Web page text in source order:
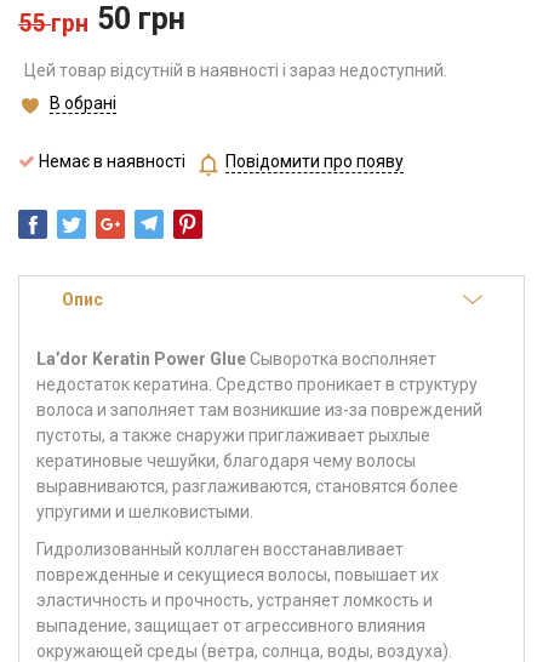
55грн 50 грн
Цей товар відсутній в наявності і зараз недоступний.
В обрані
Немає в наявності Повідомити про появу
Опис
La’dor Keratin Power GlueСыворотка восполняет
недостаток кератина. Средство проникает в структуру
волоса и заполняет там возникшие из-за повреждений
пустоты, а также снаружи приглаживает рыхлые
кератиновые чешуйки, благодаря чему волосы
выравниваются, разглаживаются, становятся более
упругими и шелковистыми.
Гидролизованный коллаген восстанавливает
поврежденные и секущиеся волосы, повышает их
эластичность и прочность, устраняет ломкость и
выпадение, защищает от агрессивного влияния
окружающей среды (ветра, солнца, воды, воздуха).